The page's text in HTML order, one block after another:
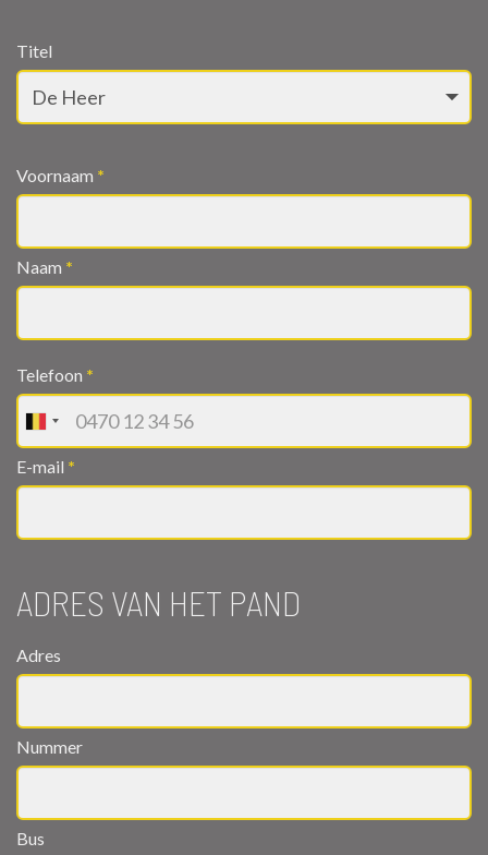
Titel
Voornaam *
Naam *
Telefoon *
E-mail *
ADRES VAN HET PAND
Adres
Nummer
Bus